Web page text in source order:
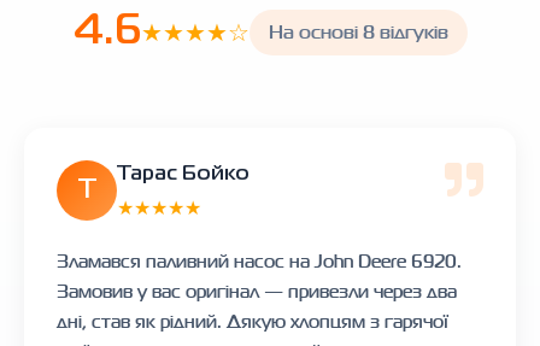
4.6★★★★☆ На основі 8 відгуків
Тарас Бойко
★★★★★
Зламався паливний насос на John Deere 6920.
Замовив у вас оригінал — привезли через два
дні, став як рідний. Дякую хлопцям з гарячої